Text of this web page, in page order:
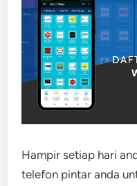
Hampir setiap hari
telefon pintar anda